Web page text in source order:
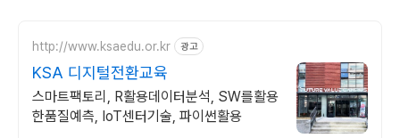
http://www.ksaedu.or.kr 광고
KSA 디지털전환교육
스마트팩토리, R활용데이터분석, SW를활용
한품질예측, IoT센터기술, 파이썬활용